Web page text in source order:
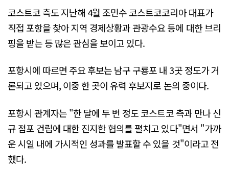
코스트코 측도 지난해 4월 조민수 코스트코코리아 대표가
직접 포항을 찾아 지역 경제상황과 관광수요 등에 대한 브리
핑을 받는 등 많은 관심을 보이고 있다.
포항시에 따르면 주요 후보는 남구 구룡포 내 3곳 정도가 거
론되고 있으며, 이중 한 곳이 유력 후보지로 논의 중이다.
포항시 관계자는 "한 달에 두 번 정도 코스트코 측과 만나 신
규 점포 건립에 대한 진지한 협의를 펼치고 있다"면서 "가까
운 시일 내에 가시적인 성과를 발표할 수 있을 것"이라고 전
했다.